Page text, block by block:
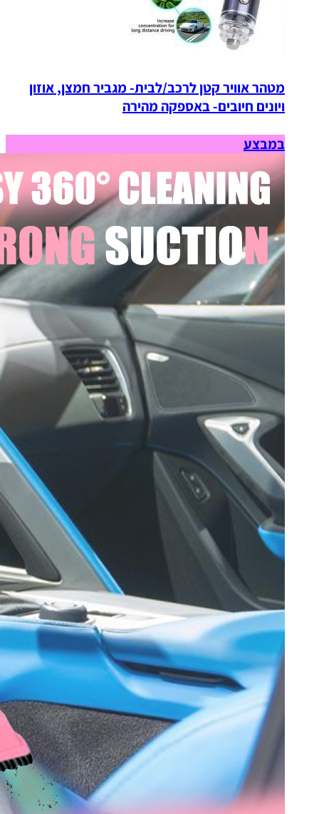
מטהר אוויר קטן לרכב/לבית- מגביר חמצן, אוזון
ויונים חיובים- באספקה מהירה
במבצע